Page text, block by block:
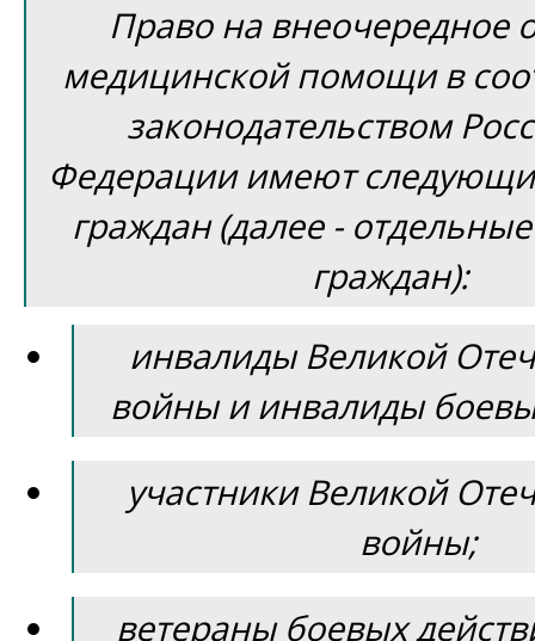
Право на внеочередное
медицинской помощи в
законодательством
Федерации имеют
граждан (далее -
граждан):
инвалиды Великой
войны и инвалиды
участники Великой
войны;
ветераны боевых